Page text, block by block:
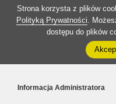
Strona korzysta z plików
Polityką Prywatności.
dostępu do plików
Informacja Administratora